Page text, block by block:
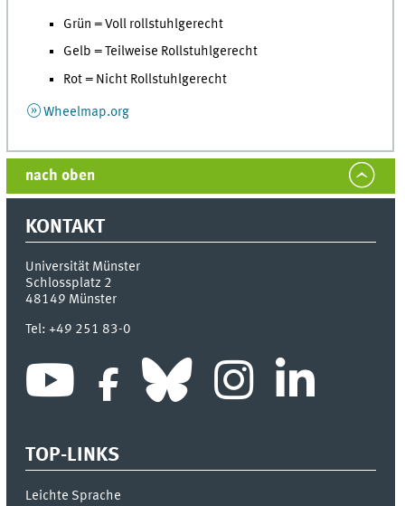
Grün = Voll rollstuhlgerecht
Gelb = Teilweise Rollstuhlgerecht
Rot = Nicht Rollstuhlgerecht
Wheelmap.org
nach oben
KONTAKT
Universität Münster
Schlossplatz 2
48149 Münster
Tel:+49 251 83-0
TOP-LINKS
Leichte Sprache